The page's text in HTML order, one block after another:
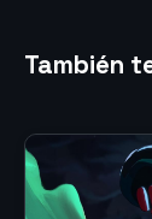
También